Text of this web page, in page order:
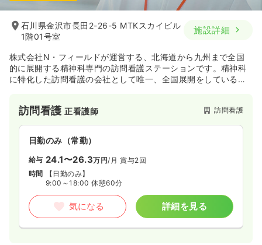
石川県金沢市長田2-26-5 MTKスカイビル
1階01号室
施設詳細
株式会社N・フィールドが運営する、北海道から九州まで全国
的に展開する精神科専門の訪問看護ステーションです。精神科
に特化した訪問看護の会社として唯一、全国展開をしている企
訪問看護正看護師 訪問看護
日勤のみ（常勤）
給与 24.1〜26.3万円/月 賞与2回
時間
【日勤のみ】
9:00～18:00 休憩60分
気になる 詳細を見る